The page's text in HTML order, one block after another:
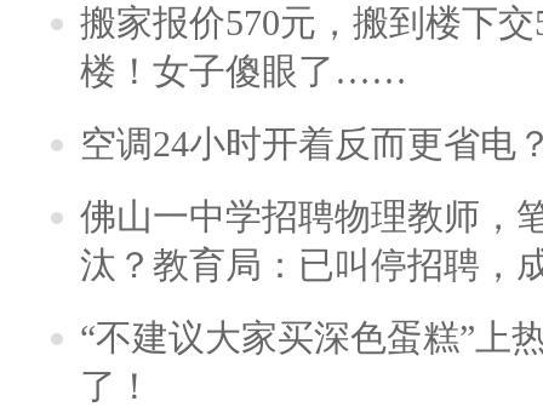
搬家报价570元，搬到楼下
楼！女子傻眼了……
空调24小时开着反而更省电
佛山一中学招聘物理教师，
汰？教育局：已叫停招聘，
“不建议大家买深色蛋糕”上
了！